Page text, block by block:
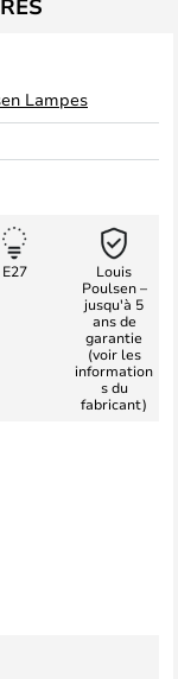
Lampes
E27
Louis
Poulsen –
jusqu'à 5
ans de
garantie
(voir les
information
s du
fabricant)